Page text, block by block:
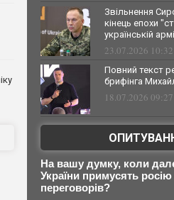
Звільнення
кінець епохи
українській
23.07.2026 10:32
Повний текст
брифінга
18.07.2026 09:27
На вашу думку, коли
України примусять росію
переговорів?